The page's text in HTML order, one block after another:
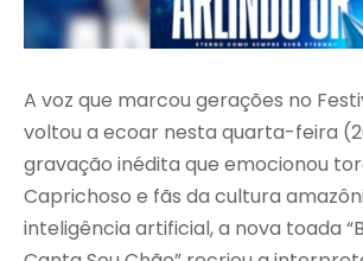
A voz que marcou gerações no
voltou a ecoar nesta quarta-feira
gravação inédita que emocionou
Caprichoso e fãs da cultura
inteligência artificial, a nova toada